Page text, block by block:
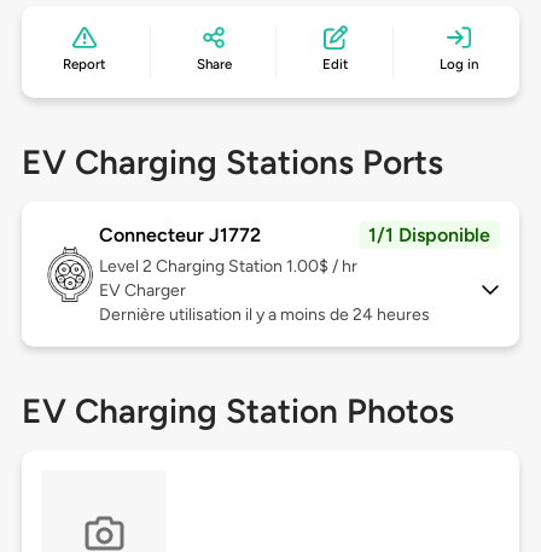
Report Share Edit Log in
EV Charging Stations Ports
Connecteur J1772 1/1 Disponible
Level 2 Charging Station 1.00$ / hr
EV Charger
Dernière utilisation il y a moins de 24 heures
EV Charging Station Photos